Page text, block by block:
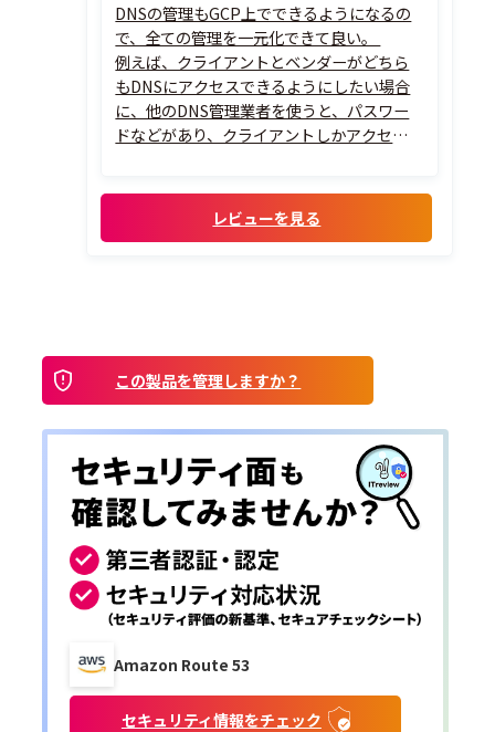
DNSの管理もGCP上でできるようになるの
で、全ての管理を一元化できて良い。
例えば、クライアントとベンダーがどちら
もDNSにアクセスできるようにしたい場合
に、他のDNS管理業者を使うと、パスワー
ドなどがあり、クライアントしかアクセスで
ごとにアクセス管理できるので便利。
レビューを見る
この製品を管理しますか？
Amazon Route 53
セキュリティ情報をチェック